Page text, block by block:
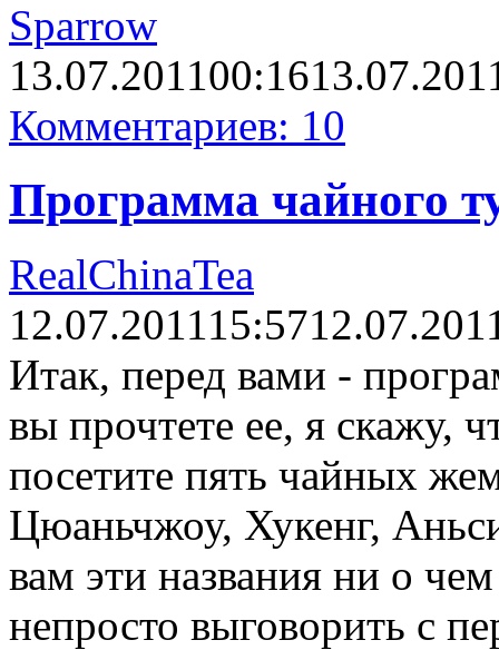
Sparrow
13.07.201100:16
Комментариев: 10
Программа чайного
RealChinaTea
12.07.201115:57
Итак, перед вами -
вы прочтете ее, я скажу,
посетите пять чайных
Цюаньчжоу, Хукенг,
вам эти названия ни о
непросто выговорить с